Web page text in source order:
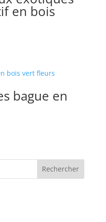
en bois
bague en
Rechercher